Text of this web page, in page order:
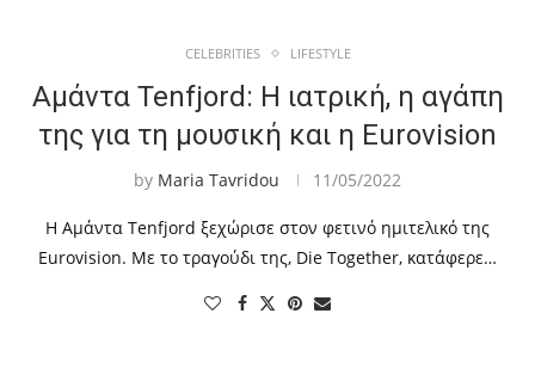
CELEBRITIES LIFESTYLE
Αμάντα Tenfjord: Η ιατρική, η αγάπη
της για τη μουσική και η Eurovision
by Maria Tavridou 11/05/2022
Η Αμάντα Tenfjord ξεχώρισε στον φετινό ημιτελικό της
Eurovision. Με το τραγούδι της, Die Together, κατάφερε…